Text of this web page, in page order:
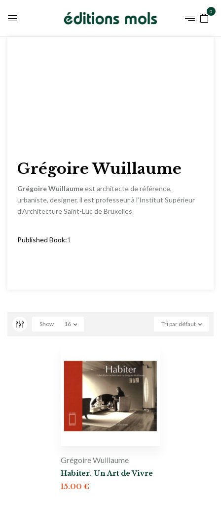
0
Grégoire Wuillaume
Grégoire Wuillaumeest architecte de référence,
urbaniste, designer, il est professeur à l’Institut Supérieur
d’Architecture Saint-Luc de Bruxelles.
Published Book:1
Tri par défaut
Show 16
Grégoire Wuillaume
Habiter. Un Art de Vivre
15.00€